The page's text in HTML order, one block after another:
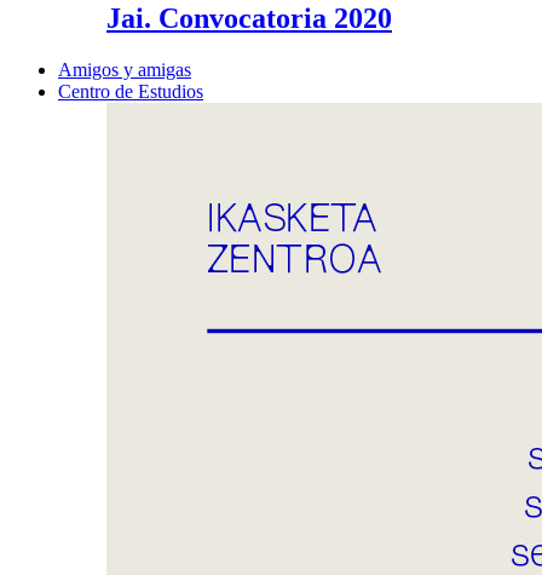
Jai. Convocatoria 2020
Amigos y amigas
Centro de Estudios